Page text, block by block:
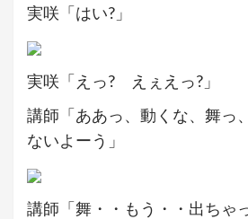
実咲「はい?」
実咲「えっ? えぇえっ?」
講師「ああっ、動くな、舞っ
ないよーう」
講師「舞・・もう・・出ちゃ